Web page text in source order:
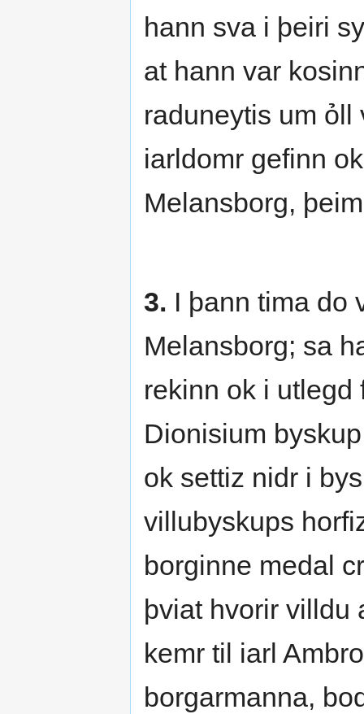
hann sva i þeiri
at hann var
raduneytis um ỏll
iarldomr gefinn
Melansborg,
3. I þann tima do
Melansborg; sa
rekinn ok i
Dionisium
ok settiz nidr i
villubyskups
borginne medal
þviat hvorir villdu
kemr til iarl
borgarmanna,